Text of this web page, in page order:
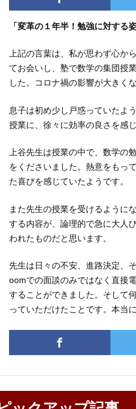
「変革の１年半！勉強に対する
上記の言葉は、私が思わず心か
てお会いし、塾で数学の集団授
した。コロナ禍の影響が大きく
息子は初め少し戸惑っていたよ
授業に、徐々に効率の良さを感
上谷先生は授業の中で、数学の
をくださいました。熱意をもっ
た喜びを感じていたようです。
また先生の授業を受けるように
する内容が、論理的で急に大人
われたものだと思います。
先生は日々の不安、進路決定、
oomでの面談のみではなく直接
することができました。そして
っていただけたことです。本当